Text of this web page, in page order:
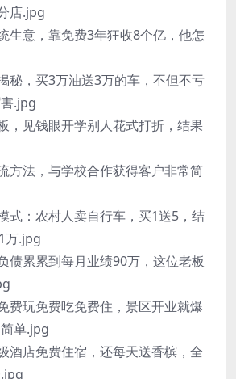
店.jpg
生意，靠免费3年狂收8个亿，他怎
秘，买3万油送3万的车，不但不亏
.jpg
，见钱眼开学别人花式打折，结果
方法，与学校合作获得客户非常简
式：农村人卖自行车，买1送5，结
万.jpg
债累累到每月业绩90万，这位老板
费玩免费吃免费住，景区开业就爆
单.jpg
酒店免费住宿，还每天送香槟，全